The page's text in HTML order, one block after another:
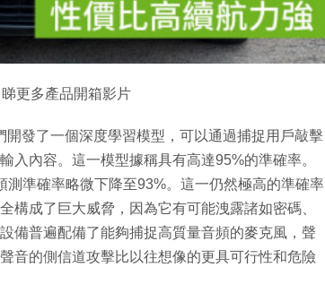
更多產品開箱影片
發了一個深度學習模型，可以通過捕捉用戶敲擊
入內容。這一模型據稱具有高達95%的準確率。
準確率略微下降至93%。這一仍然極高的準確率
構成了巨大威脅，因為它有可能洩露諸如密碼、
備普遍配備了能夠捕捉高質量音頻的麥克風，聲
音的側信道攻擊比以往想像的更具可行性和危險